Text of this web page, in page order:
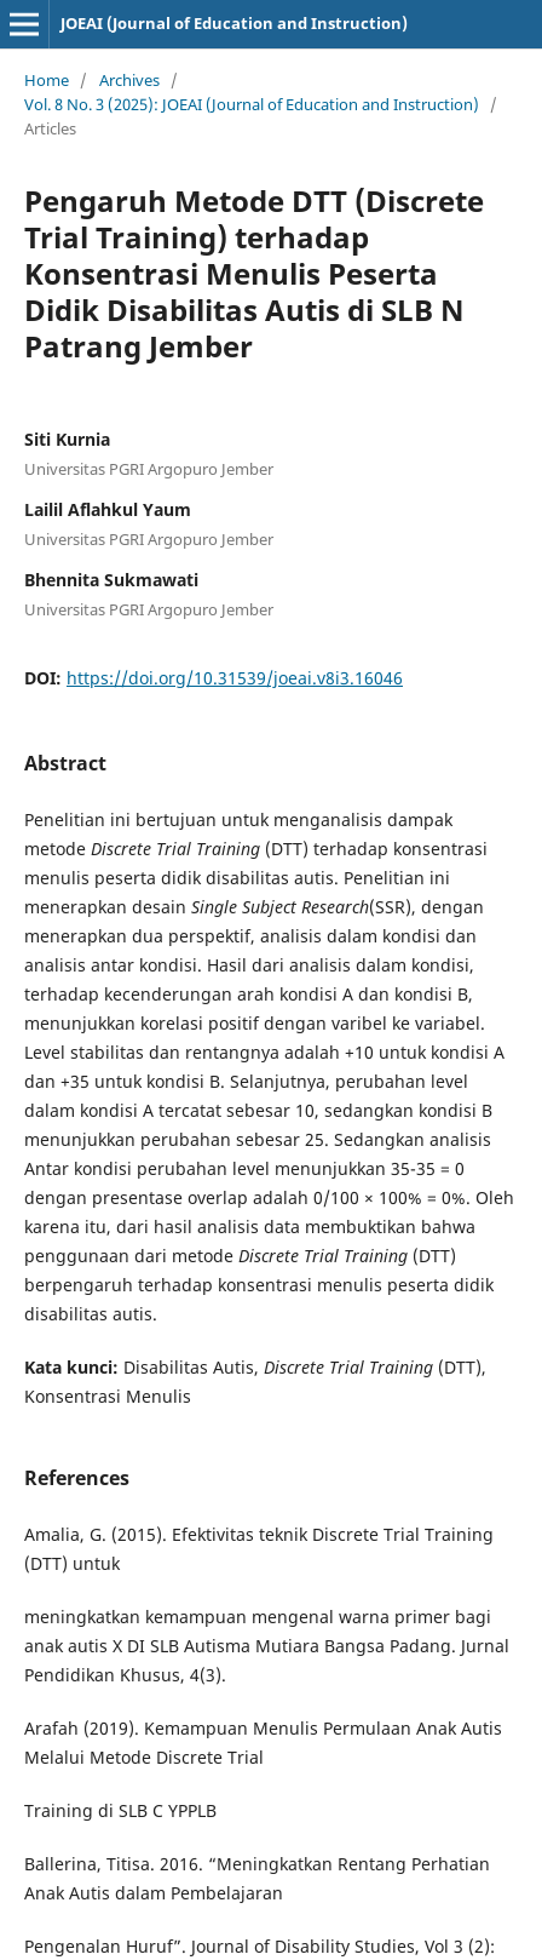
JOEAI (Journal of Education and Instruction)
Home / Archives /
Vol. 8 No. 3 (2025): JOEAI (Journal of Education and Instruction)
/
Articles
Pengaruh Metode DTT (Discrete
Trial Training) terhadap
Konsentrasi Menulis Peserta
Didik Disabilitas Autis di SLB N
Patrang Jember
Siti Kurnia
Universitas PGRI Argopuro Jember
Lailil Aflahkul Yaum
Universitas PGRI Argopuro Jember
Bhennita Sukmawati
Universitas PGRI Argopuro Jember
DOI: https://doi.org/10.31539/joeai.v8i3.16046
Abstract
Penelitian ini bertujuan untuk menganalisis dampak
metode Discrete Trial Training(DTT) terhadap konsentrasi
menulis peserta didik disabilitas autis. Penelitian ini
menerapkan desain Single Subject Research(SSR), dengan
menerapkan dua perspektif, analisis dalam kondisi dan
analisis antar kondisi. Hasil dari analisis dalam kondisi,
terhadap kecenderungan arah kondisi A dan kondisi B,
menunjukkan korelasi positif dengan varibel ke variabel.
Level stabilitas dan rentangnya adalah +10 untuk kondisi A
dan +35 untuk kondisi B. Selanjutnya, perubahan level
dalam kondisi A tercatat sebesar 10, sedangkan kondisi B
menunjukkan perubahan sebesar 25. Sedangkan analisis
Antar kondisi perubahan level menunjukkan 35-35 = 0
dengan presentase overlap adalah 0/100 × 100% = 0%. Oleh
karena itu, dari hasil analisis data membuktikan bahwa
penggunaan dari metode Discrete Trial Training(DTT)
berpengaruh terhadap konsentrasi menulis peserta didik
disabilitas autis.
Kata kunci: Disabilitas Autis, Discrete Trial Training(DTT),
Konsentrasi Menulis
References
Amalia, G. (2015). Efektivitas teknik Discrete Trial Training
(DTT) untuk
meningkatkan kemampuan mengenal warna primer bagi
anak autis X DI SLB Autisma Mutiara Bangsa Padang. Jurnal
Pendidikan Khusus, 4(3).
Arafah (2019). Kemampuan Menulis Permulaan Anak Autis
Melalui Metode Discrete Trial
Training di SLB C YPPLB
Ballerina, Titisa. 2016. “Meningkatkan Rentang Perhatian
Anak Autis dalam Pembelajaran
Pengenalan Huruf”. Journal of Disability Studies, Vol 3 (2):